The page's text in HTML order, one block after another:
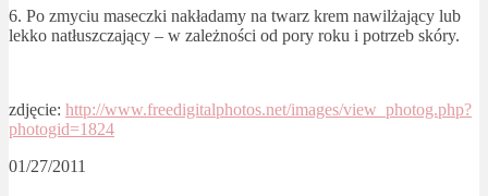
6. Po zmyciu maseczki nakładamy na twarz krem nawilżający lub
lekko natłuszczający – w zależności od pory roku i potrzeb skóry.
zdjęcie: http://www.freedigitalphotos.net/images/view_photog.php?
photogid=1824
01/27/2011